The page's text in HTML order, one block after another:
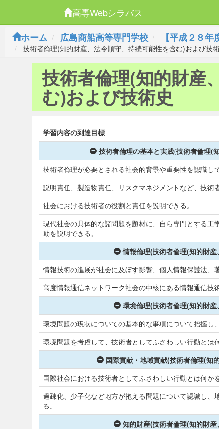
高専Webシラバス
ホーム
広島商船高等専門学校 【平成２８
技術者倫理(知的財産、法令順守、持続可能性を含む)および技
技術者倫理(知的財産
む)および技術史
学習内容の到達目標
技術者倫理の基本と実践(技術者倫理(
技術者倫理が必要とされる社会的背景や重要性を認識し
説明責任、製造物責任、リスクマネジメントなど、技
社会における技術者の役割と責任を説明できる。
現代社会の具体的な諸問題を題材に、自ら専門とする
動を説明できる。
情報倫理(技術者倫理(知的財
情報技術の進展が社会に及ぼす影響、個人情報保護法、
高度情報通信ネットワーク社会の中核にある情報通信技
環境倫理(技術者倫理(知的財
環境問題の現状についての基本的な事項について把握
環境問題を考慮して、技術者としてふさわしい行動とは
国際貢献・地域貢献(技術者倫理(知
国際社会における技術者としてふさわしい行動とは何か
過疎化、少子化など地方が抱える問題について認識し
る。
知的財産(技術者倫理(知的財